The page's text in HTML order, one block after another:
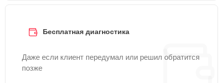
Бесплатная диагностика
Даже если клиент передумал или решил обратится
позже